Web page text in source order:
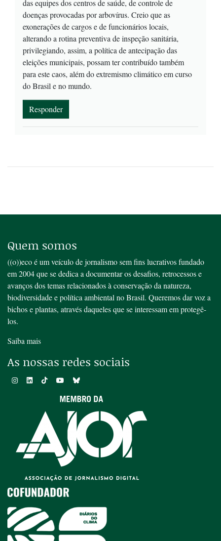
das equipes dos centros de saúde, de controle de
doenças provocadas por arbovírus. Creio que as
exonerações de cargos e de funcionários locais,
alterando a rotina preventiva de inspeção sanitária,
privilegiando, assim, a política de antecipação das
eleições municipais, possam ter contribuído também
para este caos, além do extremismo climático em curso
do Brasil e no mundo.
Responder
Quem somos
((o))eco é um veículo de jornalismo sem fins lucrativos fundado
em 2004 que se dedica a documentar os desafios, retrocessos e
avanços dos temas relacionados à conservação da natureza,
biodiversidade e política ambiental no Brasil. Queremos dar voz a
bichos e plantas, através daqueles que se interessam em protegê-
los.
Saiba mais
As nossas redes sociais